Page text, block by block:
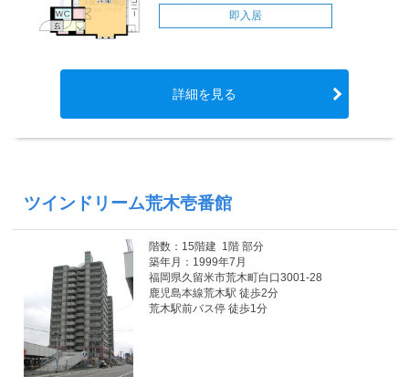
即入居
詳細を見る
ツインドリーム荒木壱番館
階数：15階建 1階 部分
築年月：1999年7月
福岡県久留米市荒木町白口3001-28
鹿児島本線荒木駅 徒歩2分
荒木駅前バス停 徒歩1分